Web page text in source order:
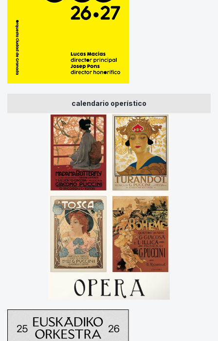
calendario operístico